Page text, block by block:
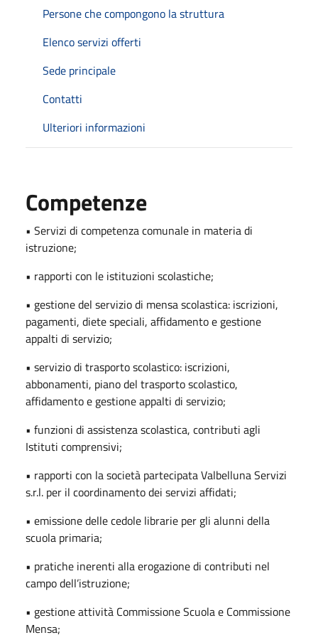
Persone che compongono la struttura
Elenco servizi offerti
Sede principale
Contatti
Ulteriori informazioni
Competenze
• Servizi di competenza comunale in materia di
istruzione;
• rapporti con le istituzioni scolastiche;
• gestione del servizio di mensa scolastica: iscrizioni,
pagamenti, diete speciali, affidamento e gestione
appalti di servizio;
• servizio di trasporto scolastico: iscrizioni,
abbonamenti, piano del trasporto scolastico,
affidamento e gestione appalti di servizio;
• funzioni di assistenza scolastica, contributi agli
Istituti comprensivi;
• rapporti con la società partecipata Valbelluna Servizi
s.r.l. per il coordinamento dei servizi affidati;
• emissione delle cedole librarie per gli alunni della
scuola primaria;
• pratiche inerenti alla erogazione di contributi nel
campo dell’istruzione;
• gestione attività Commissione Scuola e Commissione
Mensa;